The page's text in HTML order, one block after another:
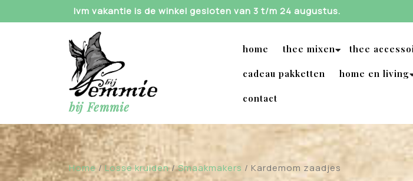
Ivm vakantie is de winkel gesloten van 3 t/m 24 augustus.
bij Femmie
home thee mixen thee
cadeau pakketten home en living
contact
Home/Losse kruiden/Smaakmakers / Kardemom zaadjes